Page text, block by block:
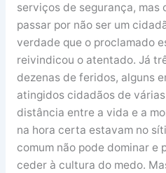
serviços de segurança, mas
passar por não ser um
verdade que o proclamado
reivindicou o atentado. Já
dezenas de feridos, alguns
atingidos cidadãos de
distância entre a vida e a
na hora certa estavam no
comum não pode dominar e
ceder à cultura do medo.